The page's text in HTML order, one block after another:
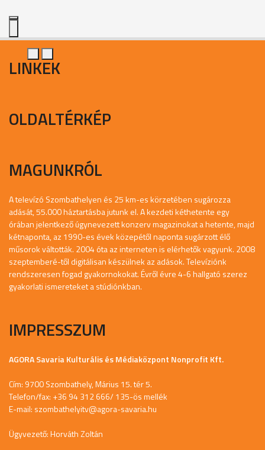
LINKEK
OLDALTÉRKÉP
MAGUNKRÓL
A televízó Szombathelyen és 25 km-es körzetében sugározza
adását, 55.000 háztartásba jutunk el. A kezdeti kéthetente egy
órában jelentkező úgynevezett konzerv magazinokat a hetente, majd
kétnaponta, az 1990-es évek közepétől naponta sugárzott élő
műsorok váltották. 2004 óta az interneten is elérhetők vagyunk. 2008
szeptemberé-től digitálisan készülnek az adások. Televíziónk
rendszeresen fogad gyakornokokat. Évről évre 4-6 hallgató szerez
gyakorlati ismereteket a stúdiónkban.
IMPRESSZUM
AGORA Savaria Kulturális és Médiaközpont Nonprofit Kft.
Cím: 9700 Szombathely, Márius 15. tér 5.
Telefon/fax: +36 94 312 666/ 135-ös mellék
E-mail: szombathelyitv@agora-savaria.hu
Ügyvezető: Horváth Zoltán